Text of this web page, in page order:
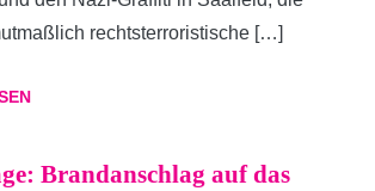
rechtsterroristische […]
Brandanschlag auf das